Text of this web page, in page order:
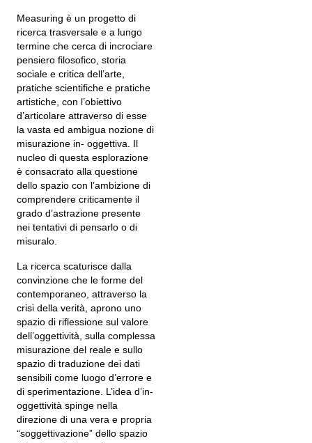
Measuring è un progetto di
ricerca trasversale e a lungo
termine che cerca di incrociare
pensiero filosofico, storia
sociale e critica dell’arte,
pratiche scientifiche e pratiche
artistiche, con l’obiettivo
d’articolare attraverso di esse
la vasta ed ambigua nozione di
misurazione in- oggettiva. Il
nucleo di questa esplorazione
è consacrato alla questione
dello spazio con l’ambizione di
comprendere criticamente il
grado d’astrazione presente
nei tentativi di pensarlo o di
misuralo.
La ricerca scaturisce dalla
convinzione che le forme del
contemporaneo, attraverso la
crisi della verità, aprono uno
spazio di riflessione sul valore
dell’oggettività, sulla complessa
misurazione del reale e sullo
spazio di traduzione dei dati
sensibili come luogo d’errore e
di sperimentazione. L’idea d’in-
oggettività spinge nella
direzione di una vera e propria
“soggettivazione” dello spazio